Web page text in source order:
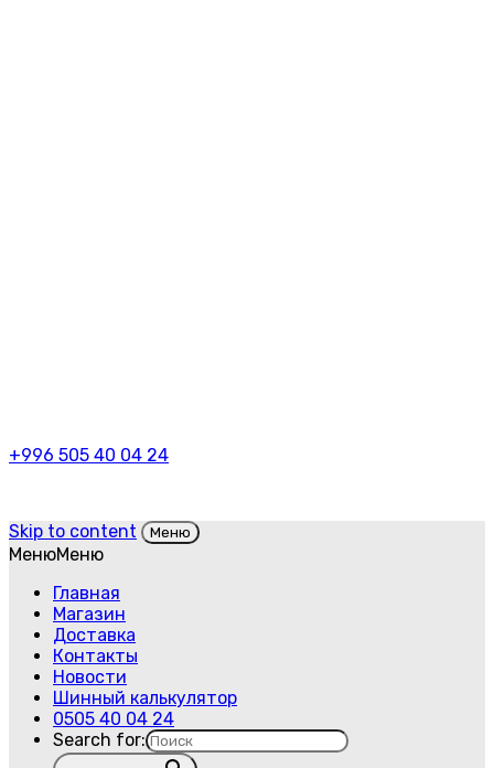
+996 505 40 04 24
Skip to content Меню
МенюМеню
Главная
Магазин
Доставка
Контакты
Новости
Шинный калькулятор
0505 40 04 24
Search for: